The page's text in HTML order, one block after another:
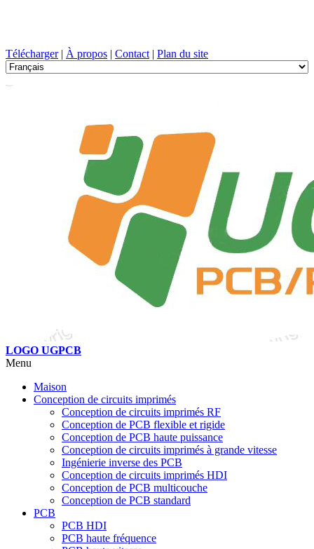
Télécharger| À propos | Contact | Plan du site
LOGO UGPCB
Menu
Maison
Conception de circuits imprimés
Conception de circuits imprimés RF
Conception de PCB flexible et rigide
Conception de PCB haute puissance
Conception de circuits imprimés à grande vitesse
Ingénierie inverse des PCB
Conception de circuits imprimés HDI
Conception de PCB multicouche
Conception de PCB standard
PCB
PCB HDI
PCB haute fréquence